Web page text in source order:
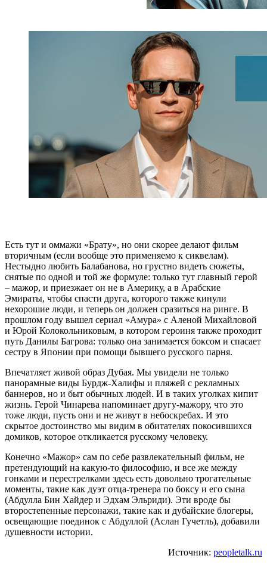
Есть тут и оммажи «Брату», но они скорее делают фильм
вторичным (если вообще это применяемо к сиквелам).
Нестыдно любить Балабанова, но грустно видеть сюжеты,
снятые по одной и той же формуле: только тут главный герой
– мажор, и приезжает он не в Америку, а в Арабские
Эмираты, чтобы спасти друга, которого также кинули
нехорошие люди, и теперь он должен сразиться на ринге. В
прошлом году вышел сериал «Амура» с Аленой Михайловой
и Юрой Колокольниковым, в котором героиня также проходит
путь Данилы Багрова: только она занимается боксом и спасает
сестру в Японии при помощи бывшего русского парня.
Впечатляет живой образ Дубая. Мы увидели не только
панорамные виды Бурдж-Халифы и пляжей с рекламных
баннеров, но и быт обычных людей. И в таких уголках кипит
жизнь. Герой Чинарева напоминает другу-мажору, что это
тоже люди, пусть они и не живут в небоскребах. И это
скрытое достоинство мы видим в обитателях покосившихся
домиков, которое откликается русскому человеку.
Конечно «Мажор» сам по себе развлекательный фильм, не
претендующий на какую-то философию, и все же между
гонками и перестрелками здесь есть довольно трогательные
моменты, такие как дуэт отца-тренера по боксу и его сына
(Абдулла Бин Хайдер и Эдхам Эльриди). Эти вроде бы
второстепенные персонажи, такие как и дубайские блогеры,
освещающие поединок с Абдуллой (Аслан Гучетль), добавили
душевности истории.
Источник: peopletalk.ru